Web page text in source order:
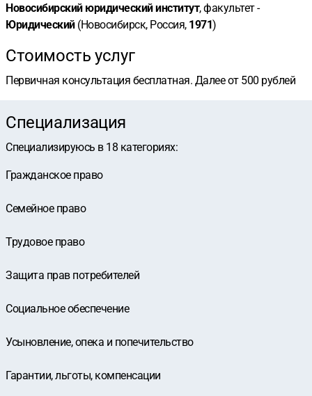
Новосибирский юридический институт, факультет -
Юридический(Новосибирск, Россия, 1971)
Стоимость услуг
Первичная консультация бесплатная. Далее от 500 рублей
Специализация
Специализируюсь в 18 категориях:
Гражданское право
Семейное право
Трудовое право
Защита прав потребителей
Социальное обеспечение
Усыновление, опека и попечительство
Гарантии, льготы, компенсации